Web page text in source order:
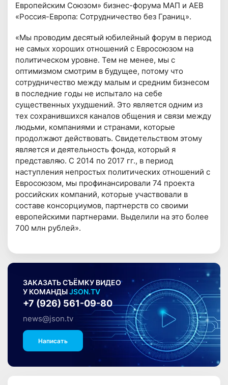
Европейским Союзом» бизнес-форума МАП и AEB
«Россия-Европа: Сотрудничество без Границ».
«Мы проводим десятый юбилейный форум в период
не самых хороших отношений с Евросоюзом на
политическом уровне. Тем не менее, мы с
оптимизмом смотрим в будущее, потому что
сотрудничество между малым и средним бизнесом
в последние годы не испытало на себе
существенных ухудшений. Это является одним из
тех сохранившихся каналов общения и связи между
людьми, компаниями и странами, которые
продолжают действовать. Свидетельством этому
является и деятельность фонда, который я
представляю. С 2014 по 2017 гг., в период
наступления непростых политических отношений с
Евросоюзом, мы профинансировали 74 проекта
российских компаний, которые участвовали в
составе консорциумов, партнерств со своими
европейскими партнерами. Выделили на это более
700 млн рублей».
ЗАКАЗАТЬ СЪЁМКУ ВИДЕО
У КОМАНДЫJSON.TV
+7 (926) 561-09-80
news@json.tv
Написать